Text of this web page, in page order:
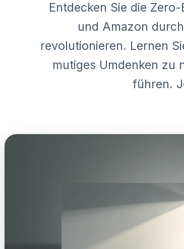
Entdecken Sie die
und Amazon
revolutionieren. Lernen
mutiges Umdenken zu
führen.